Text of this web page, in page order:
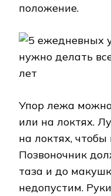
положение.
Упор лежа
или на локтях.
на локтях,
Позвоночник
таза и до
недопустим.